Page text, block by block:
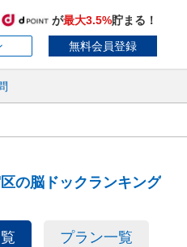
が最大3.5%貯まる！
無料会員登録
の脳ドックランキング
プラン一覧